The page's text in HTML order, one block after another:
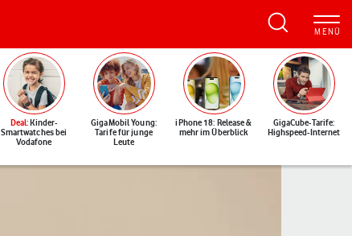
Deal: Kinder-
Smartwatches bei
Vodafone
GigaMobil Young:
Tarife für junge
Leute
iPhone 18: Release &
mehr im Überblick
GigaCube-Tarife:
Highspeed-Internet